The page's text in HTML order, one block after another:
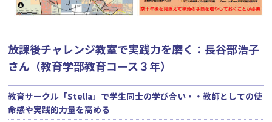
放課後チャレンジ教室で実践力を磨く：長谷部浩子
さん（教育学部教育コース３年）
教育サークル「Stella」で学生同士の学び合い・・教師としての使
命感や実践的力量を高める